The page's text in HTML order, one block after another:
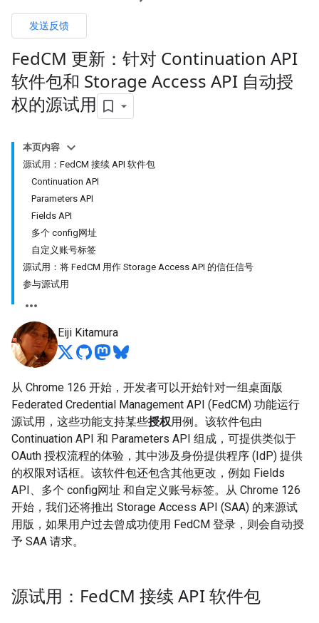
发送反馈
FedCM 更新：针对 Continuation API
软件包和 Storage Access API 自动授
权的源试用
本页内容
源试用：FedCM 接续 API 软件包
Continuation API
Parameters API
Fields API
多个 config网址
自定义账号标签
源试用：将 FedCM 用作 Storage Access API 的信任信号
参与源试用
Eiji Kitamura
从 Chrome 126 开始，开发者可以开始针对一组桌面版
Federated Credential Management API (FedCM) 功能运行
源试用，这些功能支持某些授权用例。该软件包由
Continuation API 和 Parameters API 组成，可提供类似于
OAuth 授权流程的体验，其中涉及身份提供程序 (IdP) 提供
的权限对话框。该软件包还包含其他更改，例如 Fields
API、多个 config网址 和自定义账号标签。从 Chrome 126
开始，我们还将推出 Storage Access API (SAA) 的来源试
用版，如果用户过去曾成功使用 FedCM 登录，则会自动授
予 SAA 请求。
源试用：FedCM 接续 API 软件包